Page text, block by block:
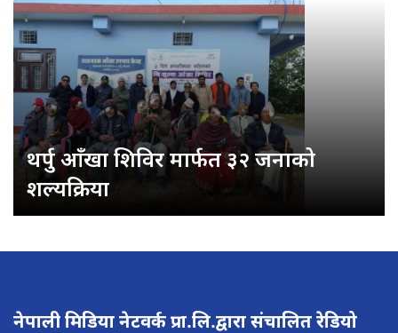
थर्पु आँखा शिविर मार्फत ३२ जनाको
शल्यक्रिया
नेपाली मिडिया नेटवर्क प्रा.लि.द्वारा संचालित रेडियो